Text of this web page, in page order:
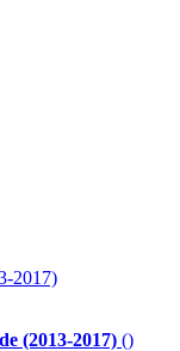
2017)
(2013-2017) ()